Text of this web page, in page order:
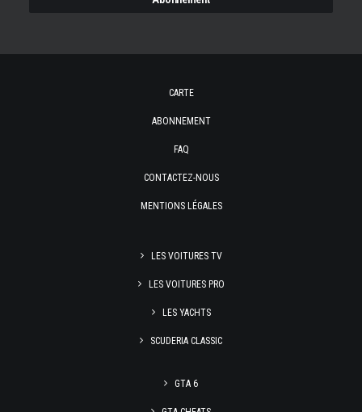
CARTE
ABONNEMENT
FAQ
CONTACTEZ-NOUS
MENTIONS LÉGALES
LES VOITURES TV
LES VOITURES PRO
LES YACHTS
SCUDERIA CLASSIC
GTA 6